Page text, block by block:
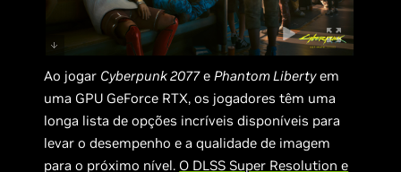
Ao jogar Cyberpunk 2077ePhantom Libertyem
uma GPU GeForce RTX, os jogadores têm uma
longa lista de opções incríveis disponíveis para
levar o desempenho e a qualidade de imagem
para o próximo nível. O DLSS Super Resolution e